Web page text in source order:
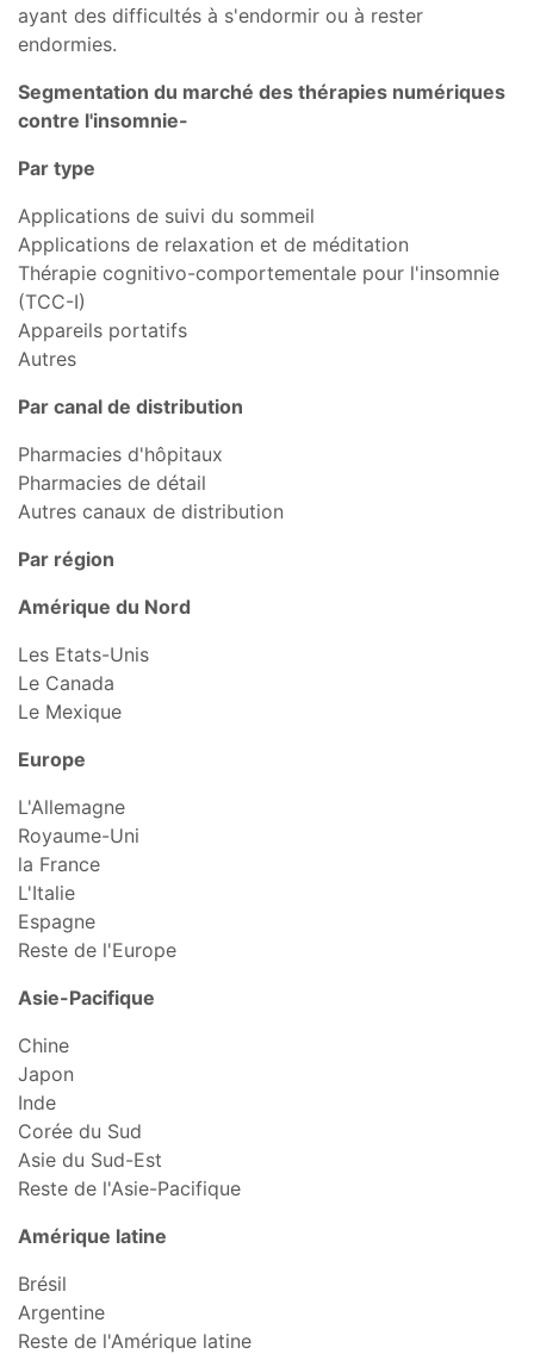
ayant des difficultés à s'endormir ou à rester
endormies.
Segmentation du marché des thérapies numériques
contre l'insomnie-
Par type
Applications de suivi du sommeil
Applications de relaxation et de méditation
Thérapie cognitivo-comportementale pour l'insomnie
(TCC-I)
Appareils portatifs
Autres
Par canal de distribution
Pharmacies d'hôpitaux
Pharmacies de détail
Autres canaux de distribution
Par région
Amérique du Nord
Les Etats-Unis
Le Canada
Le Mexique
Europe
L'Allemagne
Royaume-Uni
la France
L'Italie
Espagne
Reste de l'Europe
Asie-Pacifique
Chine
Japon
Inde
Corée du Sud
Asie du Sud-Est
Reste de l'Asie-Pacifique
Amérique latine
Brésil
Argentine
Reste de l'Amérique latine